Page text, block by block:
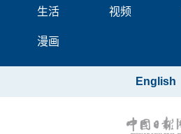
生活 视频
漫画
English